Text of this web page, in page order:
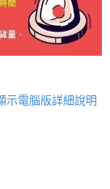
示電腦版詳細說明